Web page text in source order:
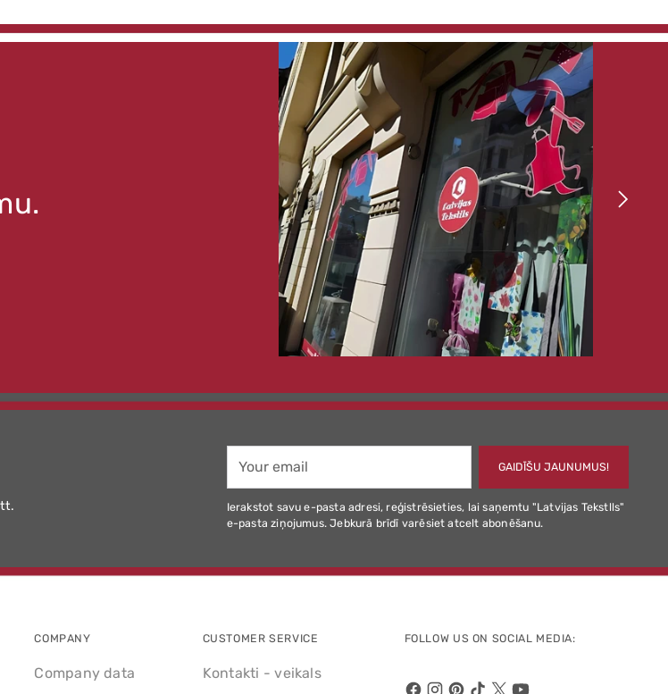
email
GAIDĪŠU JAUNUMUS!
Ierakstot savu e-pasta adresi, reģistrēsieties, lai saņemtu "Latvijas Tekstlls"
e-pasta ziņojumus. Jebkurā brīdī varēsiet atcelt abonēšanu.
COMPANY
Company data
CUSTOMER SERVICE
Kontakti - veikals
FOLLOW US ON SOCIAL MEDIA: